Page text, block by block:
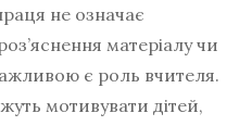
не означає
матеріалу чи
є роль вчителя.
мотивувати дітей,